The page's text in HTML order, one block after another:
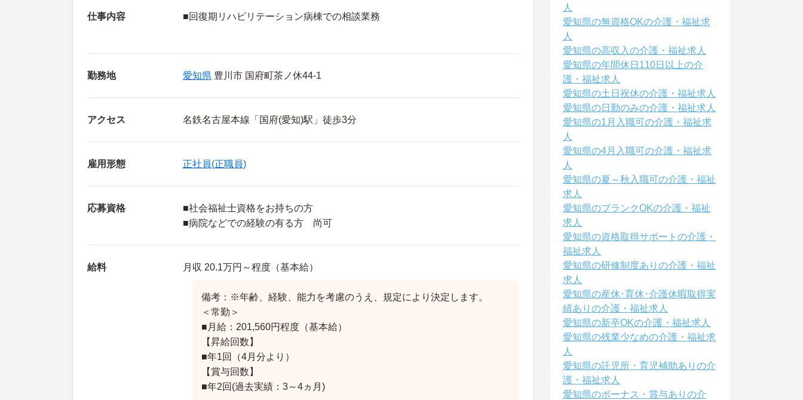
仕事内容 ■回復期リハビリテーション病棟での相談業務
勤務地 愛知県 豊川市 国府町茶ノ休44-1
アクセス 名鉄名古屋本線「国府(愛知)駅」徒歩3分
雇用形態 正社員(正職員)
応募資格
■社会福祉士資格をお持ちの方
■病院などでの経験の有る方 尚可
給料 月収 20.1万円～程度（基本給）
備考：※年齢、経験、能力を考慮のうえ、規定により決定します。
＜常勤＞
■月給：201,560円程度（基本給）
【昇給回数】
■年1回（4月分より）
【賞与回数】
■年2回(過去実績：3～4ヵ月)
人
愛知県の無資格OKの介護・福祉求
人
愛知県の高収入の介護・福祉求人
愛知県の年間休日110日以上の介
護・福祉求人
愛知県の土日祝休の介護・福祉求人
愛知県の日勤のみの介護・福祉求人
愛知県の1月入職可の介護・福祉求
人
愛知県の4月入職可の介護・福祉求
人
愛知県の夏～秋入職可の介護・福祉
求人
愛知県のブランクOKの介護・福祉
求人
愛知県の資格取得サポートの介護・
福祉求人
愛知県の研修制度ありの介護・福祉
求人
愛知県の産休･育休･介護休暇取得実
績ありの介護・福祉求人
愛知県の新卒OKの介護・福祉求人
愛知県の残業少なめの介護・福祉求
人
愛知県の託児所・育児補助ありの介
護・福祉求人
愛知県のボーナス・賞与ありの介